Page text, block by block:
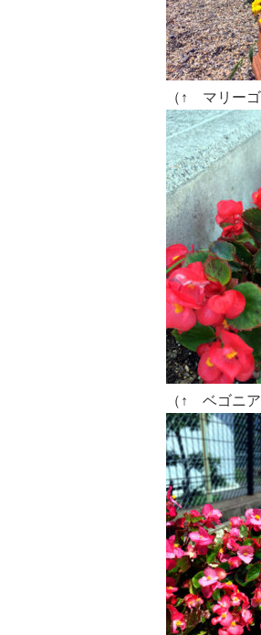
（↑ マリーゴ
（↑ ベゴニア